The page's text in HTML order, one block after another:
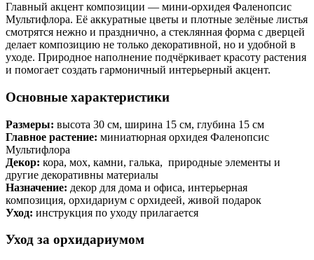
Главный акцент композиции — мини-орхидея Фаленопсис
Мультифлора. Её аккуратные цветы и плотные зелёные листья
смотрятся нежно и празднично, а стеклянная форма с дверцей
делает композицию не только декоративной, но и удобной в
уходе. Природное наполнение подчёркивает красоту растения
и помогает создать гармоничный интерьерный акцент.
Основные характеристики
Размеры: высота 30 см, ширина 15 см, глубина 15 см
Главное растение: миниатюрная орхидея Фаленопсис
Мультифлора
Декор: кора, мох, камни, галька, природные элементы и
другие декоративны материалы
Назначение: декор для дома и офиса, интерьерная
композиция, орхидариум с орхидеей, живой подарок
Уход: инструкция по уходу прилагается
Уход за орхидариумом